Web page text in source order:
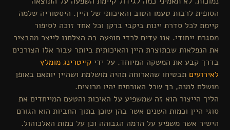
לרבות טעמו הטוב והאיכותי של היין. היסטוריה שלמה
לכל סדרת יינות ביקבי ברקן וכל אחד זוכה לסיפור
ייחודי. אנו עדים לכדי תופעה בה הצלחנו לייצר מהבציר
שבתוצרת היין והאיכותית ביותר עבור אלו הצורכים
קבע את המשקה המיוחד. על ידיקייטרינג מומלץ
תבטיחו שהארוחה תהיה מושלמת ושהיין יותאם באופן
למנה, כך שכל האורחים יהיו מרוצים.
הייצור הוא זה שמשפיע על האיכות והטעם המייחדים את
וכמות השנים אשר בהן שוכן בתוך החביות הוא הגורם
אשר משפיע על הרמה הגבוהה וכן על כמות האלכוהול.